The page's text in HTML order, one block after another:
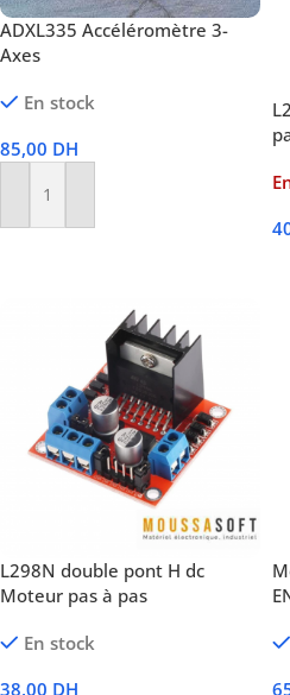
ADXL335 Accéléromètre 3-
Axes
En stock
85,00 DH
Ajouter Au Panier
L298N double pont H dc
Moteur pas à pas
En stock
38,00 DH